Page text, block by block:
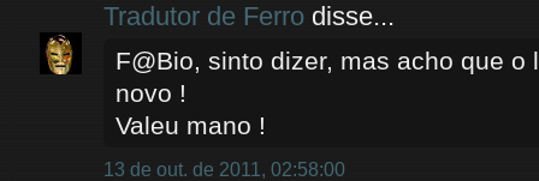
Tradutor de Ferro disse...
F@Bio, sinto dizer, mas acho que o
novo !
Valeu mano !
13 de out. de 2011, 02:58:00